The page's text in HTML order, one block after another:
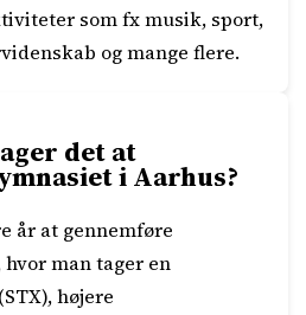
som fx musik, sport,
og mange flere.
det at
i Aarhus?
år at gennemføre
man tager en
højere